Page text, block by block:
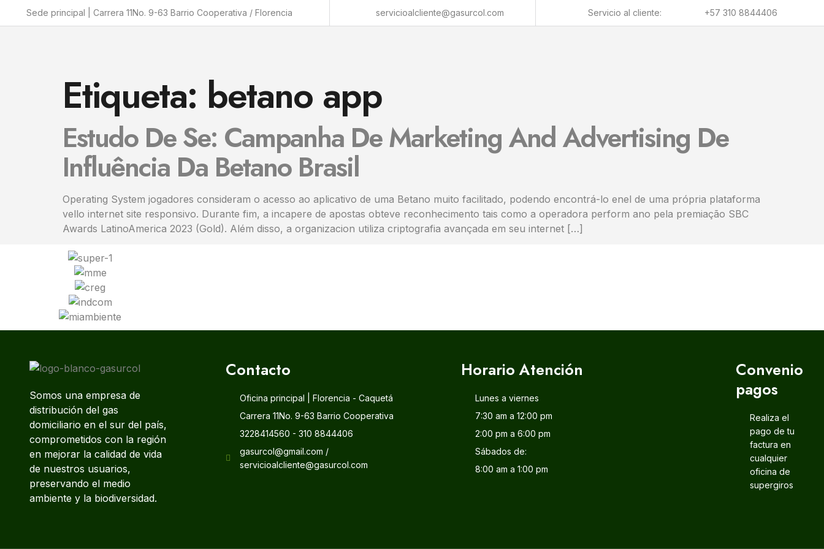
Sede principal | Carrera 11No. 9-63 Barrio Cooperativa / Florencia servicioalcliente@gasurcol.com Servicio al cliente: +57 310 8844406
Etiqueta: betano app
Estudo De Se: Campanha De Marketing And Advertising De
Influência Da Betano Brasil
Operating System jogadores consideram o acesso ao aplicativo de uma Betano muito facilitado, podendo encontrá-lo enel de uma própria plataforma
vello internet site responsivo. Durante fim, a incapere de apostas obteve reconhecimento tais como a operadora perform ano pela premiação SBC
Awards LatinoAmerica 2023 (Gold). Além disso, a organizacion utiliza criptografia avançada em seu internet […]
Somos una empresa de
distribución del gas
domiciliario en el sur del país,
comprometidos con la región
en mejorar la calidad de vida
de nuestros usuarios,
preservando el medio
ambiente y la biodiversidad.
Contacto
Oficina principal | Florencia - Caquetá
Carrera 11No. 9-63 Barrio Cooperativa
3228414560 - 310 8844406
gasurcol@gmail.com /
servicioalcliente@gasurcol.com
Horario Atención
Lunes a viernes
7:30 am a 12:00 pm
2:00 pm a 6:00 pm
Sábados de:
8:00 am a 1:00 pm
Convenio
pagos
Realiza el
pago de tu
factura en
cualquier
oficina de
supergiros